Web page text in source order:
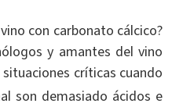
con carbonato cálcico?
y amantes del vino
situaciones críticas cuando
son demasiado ácidos e